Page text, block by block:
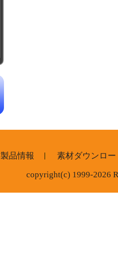
製品情報 素材ダウンロー
copyright(c) 1999-2026